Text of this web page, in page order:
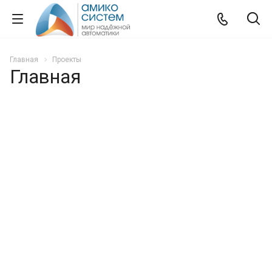
Главная Проекты
Главная